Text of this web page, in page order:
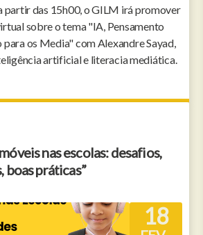
partir das 15h00, o GILM irá promover
sobre o tema "IA, Pensamento
para os Media" com Alexandre Sayad,
artificial e literacia mediática.
nas escolas: desafios,
práticas”
18